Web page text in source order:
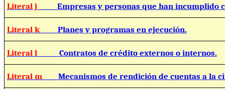
Literal j Empresas y personas que han incumplido
Literal k Planes y programas en ejecución.
Literal l Contratos de crédito externos o internos.
Literal m Mecanismos de rendición de cuentas a la